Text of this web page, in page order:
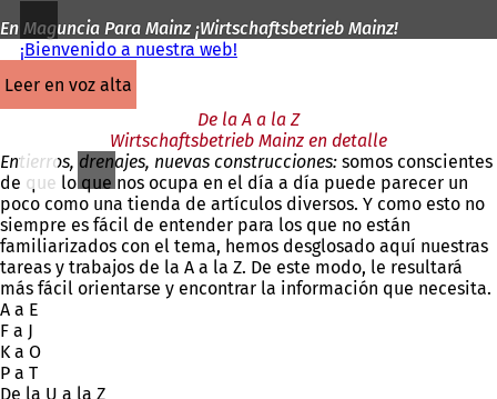
En Maguncia Para Mainz ¡Wirtschaftsbetrieb Mainz!
¡Bienvenido a nuestra web!
leer en voz alta
De la A a la Z
Wirtschaftsbetrieb Mainz en detalle
Entierros, drenajes, nuevas construcciones: somos conscientes
de que lo que nos ocupa en el día a día puede parecer un
poco como una tienda de artículos diversos. Y como esto no
siempre es fácil de entender para los que no están
familiarizados con el tema, hemos desglosado aquí nuestras
tareas y trabajos de la A a la Z. De este modo, le resultará
más fácil orientarse y encontrar la información que necesita.
A a E
F a J
K a O
P a T
De la U a la Z